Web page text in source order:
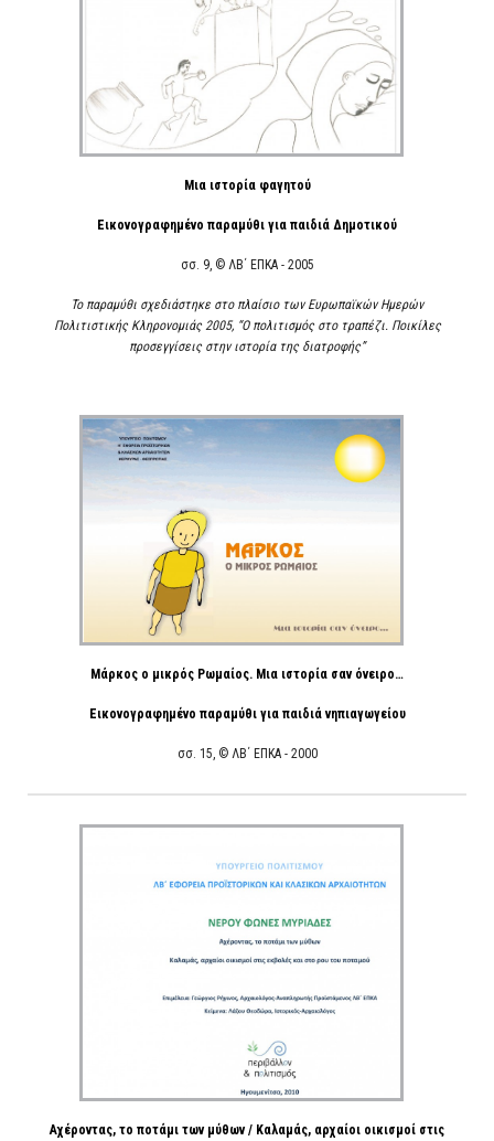
Μια ιστορία φαγητού
Εικονογραφημένο παραμύθι για παιδιά Δημοτικού
σσ. 9, © ΛΒ΄ ΕΠΚΑ - 2005
Το παραμύθι σχεδιάστηκε στο πλαίσιο των Ευρωπαϊκών Ημερών
Πολιτιστικής Κληρονομιάς 2005, “Ο πολιτισμός στο τραπέζι. Ποικίλες
προσεγγίσεις στην ιστορία της διατροφής”
Μάρκος ο μικρός Ρωμαίος. Μια ιστορία σαν όνειρο…
Εικονογραφημένο παραμύθι για παιδιά νηπιαγωγείου
σσ. 15, © ΛΒ΄ ΕΠΚΑ - 2000
Αχέροντας, το ποτάμι των μύθων / Καλαμάς, αρχαίοι οικισμοί στις